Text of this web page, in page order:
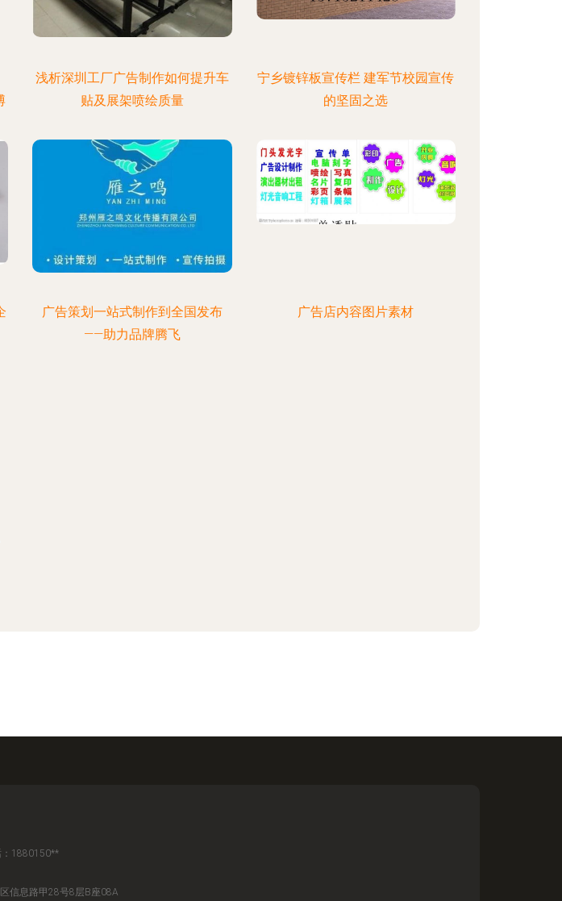
浅析深圳工厂广告制作如何提升车
贴及展架喷绘质量
宁乡镀锌板宣传栏 建军节校园宣传
的坚固之选
广告策划一站式制作到全国发布
——助力品牌腾飞
广告店内容图片素材
：1880150**
信息路甲28号8层B座08A